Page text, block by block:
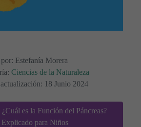
Estefanía Morera
Ciencias de la Naturaleza
18 Junio 2024
¿Cuál es la Función del Páncreas?
Explicado para Niños